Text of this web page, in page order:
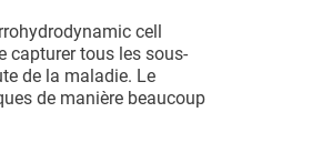
cell
capturer tous les sous-
de la maladie. Le
de manière beaucoup